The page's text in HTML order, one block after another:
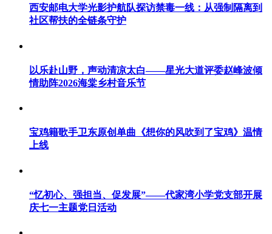
西安邮电大学光影护航队探访禁毒一线：从强制隔离到
社区帮扶的全链条守护
以乐赴山野，声动清凉太白——星光大道评委赵峰波倾
情助阵2026海棠乡村音乐节
宝鸡籍歌手卫东原创单曲《想你的风吹到了宝鸡》温情
上线
“忆初心、强担当、促发展”——代家湾小学党支部开展
庆七一主题党日活动